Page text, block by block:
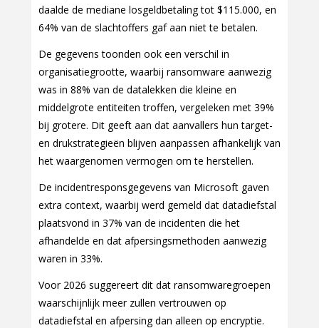
daalde de mediane losgeldbetaling tot $115.000, en
64% van de slachtoffers gaf aan niet te betalen.
De gegevens toonden ook een verschil in
organisatiegrootte, waarbij ransomware aanwezig
was in 88% van de datalekken die kleine en
middelgrote entiteiten troffen, vergeleken met 39%
bij grotere. Dit geeft aan dat aanvallers hun target-
en drukstrategieën blijven aanpassen afhankelijk van
het waargenomen vermogen om te herstellen.
De incidentresponsgegevens van Microsoft gaven
extra context, waarbij werd gemeld dat datadiefstal
plaatsvond in 37% van de incidenten die het
afhandelde en dat afpersingsmethoden aanwezig
waren in 33%.
Voor 2026 suggereert dit dat ransomwaregroepen
waarschijnlijk meer zullen vertrouwen op
datadiefstal en afpersing dan alleen op encryptie.